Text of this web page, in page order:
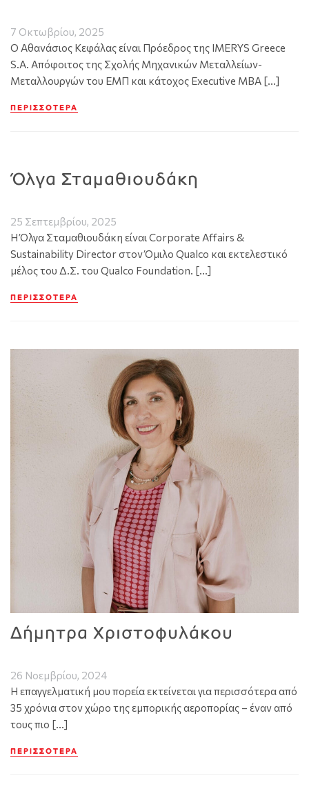
7 Οκτωβρίου, 2025
Ο Αθανάσιος Κεφάλας είναι Πρόεδρος της IMERYS Greece
S.A. Απόφοιτος της Σχολής Μηχανικών Μεταλλείων-
Μεταλλουργών του EMΠ και κάτοχος Executive MBA […]
ΠΕΡΙΣΣΌΤΕΡΑ
Όλγα Σταμαθιουδάκη
25 Σεπτεμβρίου, 2025
Η Όλγα Σταμαθιουδάκη είναι Corporate Affairs &
Sustainability Director στον Όμιλο Qualco και εκτελεστικό
μέλος του Δ.Σ. του Qualco Foundation. […]
ΠΕΡΙΣΣΌΤΕΡΑ
Δήμητρα Χριστοφυλάκου
26 Νοεμβρίου, 2024
Η επαγγελματική μου πορεία εκτείνεται για περισσότερα από
35 χρόνια στον χώρο της εμπορικής αεροπορίας – έναν από
τους πιο […]
ΠΕΡΙΣΣΌΤΕΡΑ